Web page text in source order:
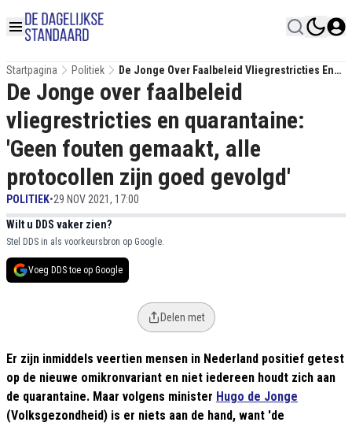
Startpagina Politiek
De Jonge Over Faalbeleid Vliegrestricties En
Quarantaine: 'Geen Fouten Gemaakt, Alle
Protocollen Zijn Goed Gevolgd'
De Jonge over faalbeleid
vliegrestricties en quarantaine:
'Geen fouten gemaakt, alle
protocollen zijn goed gevolgd'
POLITIEK•29 NOV 2021, 17:00
Wilt u DDS vaker zien?
Stel DDS in als voorkeursbron op Google.
Voeg DDS toe op Google
Delen met
Er zijn inmiddels veertien mensen in Nederland positief getest
op de nieuwe omikronvariant en niet iedereen houdt zich aan
de quarantaine. Maar volgens minister Hugo de Jonge
(Volksgezondheid) is er niets aan de hand, want 'de